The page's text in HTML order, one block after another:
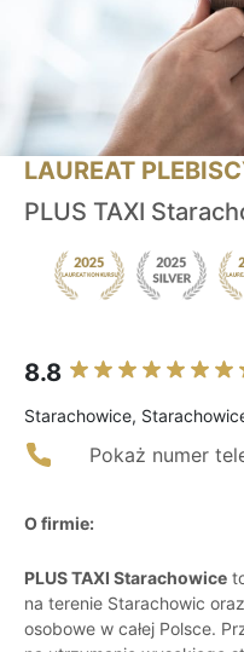
LAUREAT
PLUS TAXI
8.8
Starachowice,
Pokaż numer
O firmie:
PLUS TAXI Starachowice
na terenie Starachowic
osobowe w całej Polsce.